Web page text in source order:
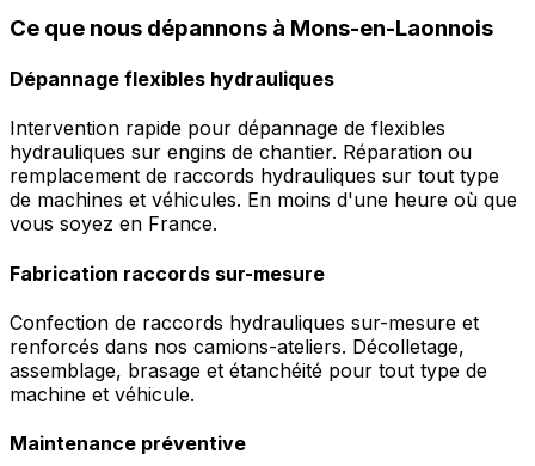
Ce que nous dépannons à Mons-en-Laonnois
Dépannage flexibles hydrauliques
Intervention rapide pour dépannage de flexibles
hydrauliques sur engins de chantier. Réparation ou
remplacement de raccords hydrauliques sur tout type
de machines et véhicules. En moins d'une heure où que
vous soyez en France.
Fabrication raccords sur-mesure
Confection de raccords hydrauliques sur-mesure et
renforcés dans nos camions-ateliers. Décolletage,
assemblage, brasage et étanchéité pour tout type de
machine et véhicule.
Maintenance préventive